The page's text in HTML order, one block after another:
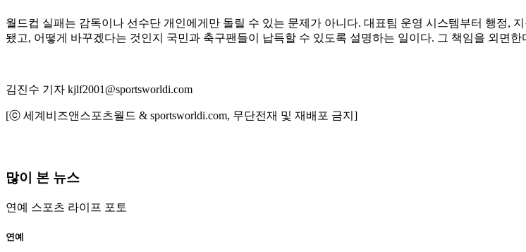
월드컵 실패는 감독이나 선수단 개인에게만 돌릴 수 있는 문제가 아니다. 대표팀 운영 시스템부터 행정,
됐고, 어떻게 바꾸겠다는 것인지 국민과 축구팬들이 납득할 수 있도록 설명하는 일이다. 그 책임을 외면
김진수 기자 kjlf2001@sportsworldi.com
[ⓒ 세계비즈앤스포츠월드 & sportsworldi.com, 무단전재 및 재배포 금지]
많이 본 뉴스
연예 스포츠 라이프 포토
연예